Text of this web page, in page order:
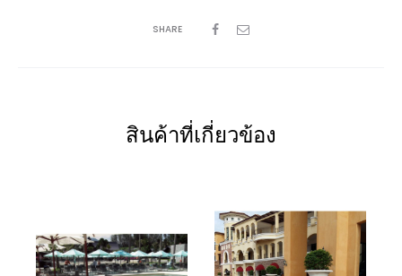
SHARE
สินค้าที่เกี่ยวข้อง